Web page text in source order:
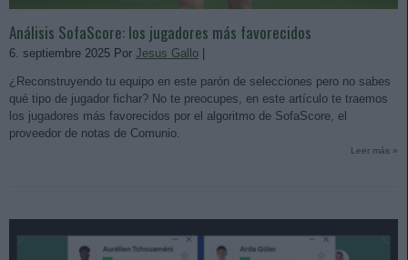
Análisis SofaScore: los jugadores más favorecidos
6. septiembre 2025 Por Jesus Gallo
¿Reconstruyendo tu equipo en este parón de selecciones pero no sabes
qué tipo de jugador fichar? No te preocupes, en este artículo te traemos
los jugadores más favorecidos por el algoritmo de SofaScore, el
proveedor de notas de Comunio.
Leer más »